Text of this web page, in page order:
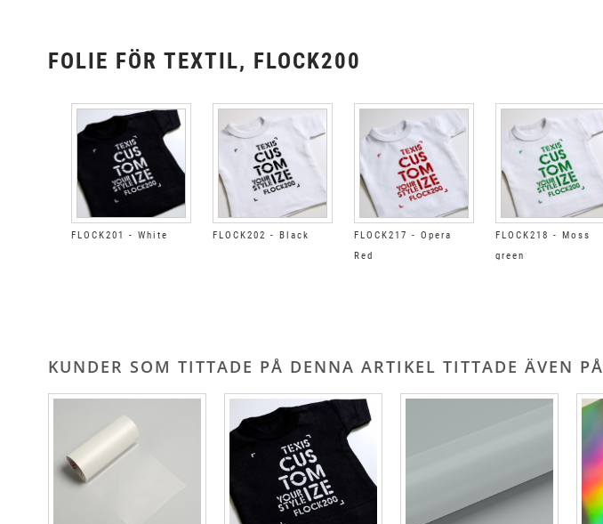
FOLIE FÖR TEXTIL, FLOCK200
FLOCK201 - White FLOCK202 - Black
FLOCK217 - Opera
Red
FLOCK218 - Moss
green
KUNDER SOM TITTADE PÅ DENNA ARTIKEL TITTADE ÄVEN PÅ